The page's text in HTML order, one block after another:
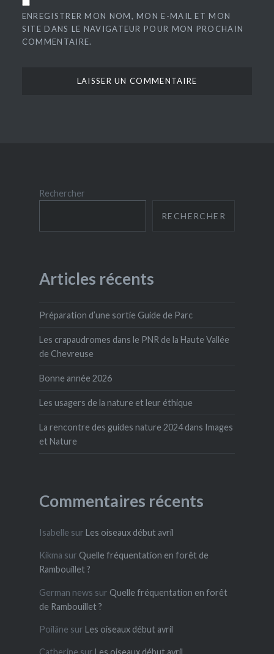
ENREGISTRER MON NOM, MON E-MAIL ET MON
SITE DANS LE NAVIGATEUR POUR MON PROCHAIN
COMMENTAIRE.
Rechercher
RECHERCHER
Articles récents
Préparation d’une sortie Guide de Parc
Les crapaudromes dans le PNR de la Haute Vallée
de Chevreuse
Bonne année 2026
Les usagers de la nature et leur éthique
La rencontre des guides nature 2024 dans Images
et Nature
Commentaires récents
Isabelle sur Les oiseaux début avril
Kikma sur Quelle fréquentation en forêt de
Rambouillet ?
German news sur Quelle fréquentation en forêt
de Rambouillet ?
Poilâne sur Les oiseaux début avril